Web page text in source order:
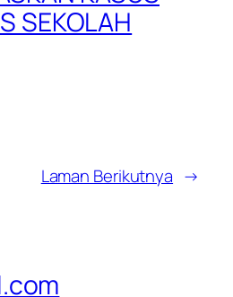
SEKOLAH
Laman Berikutnya →